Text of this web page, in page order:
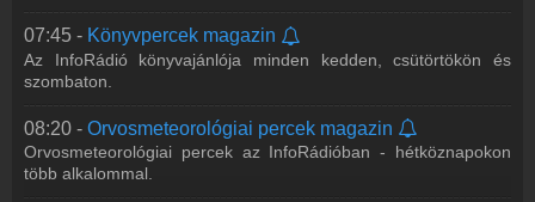
07:45 - Könyvpercek magazin
Az InfoRádió könyvajánlója minden kedden, csütörtökön és
szombaton.
08:20 - Orvosmeteorológiai percek magazin
Orvosmeteorológiai percek az InfoRádióban - hétköznapokon
több alkalommal.